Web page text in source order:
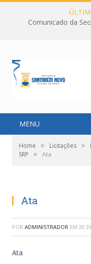
Comunicado da
MENU
Home » Licitações »
SRP
» Ata
Ata
POR ADMINISTRADOR EM 20
Ata